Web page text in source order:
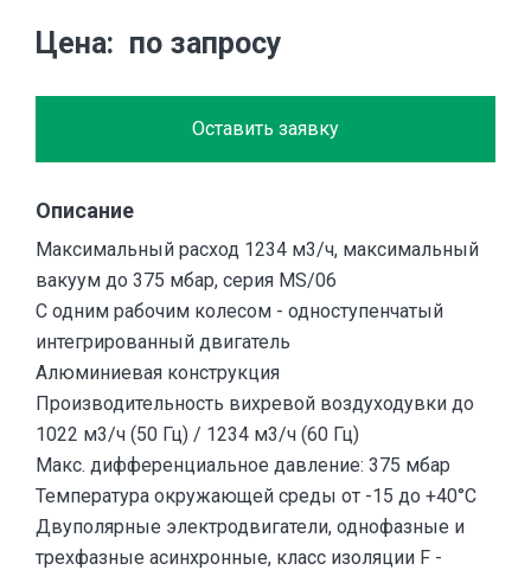
Цена по запросу
Оставить заявку
Описание
Максимальный расход 1234 м3/ч, максимальный
вакуум до 375 мбар, серия MS/06
С одним рабочим колесом - одноступенчатый
интегрированный двигатель
Алюминиевая конструкция
Производительность вихревой воздуходувки до
1022 м3/ч (50 Гц) / 1234 м3/ч (60 Гц)
Макс. дифференциальное давление: 375 мбар
Температура окружающей среды от -15 до +40°C
Двуполярные электродвигатели, однофазные и
трехфазные асинхронные, класс изоляции F -